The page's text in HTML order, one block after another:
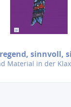
sinnvoll,
Material in der